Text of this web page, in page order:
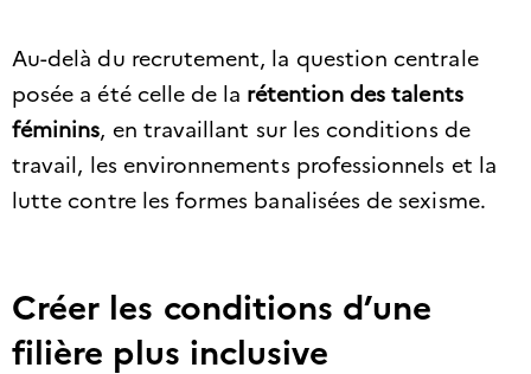
Au-delà du recrutement, la question centrale
posée a été celle de la rétention des talents
féminins, en travaillant sur les conditions de
travail, les environnements professionnels et la
lutte contre les formes banalisées de sexisme.
Créer les conditions d’une
filière plus inclusive